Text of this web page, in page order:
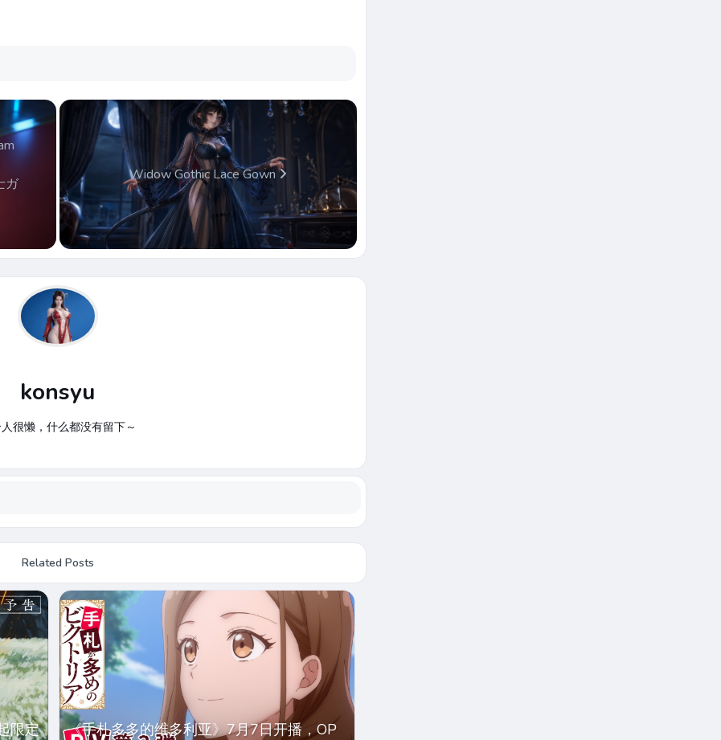
ガ
Widow Gothic Lace Gown
konsyu
很懒，什么都没有留下～
Related Posts
限定
《手札多多的维多利亚》7月7日开播，OP